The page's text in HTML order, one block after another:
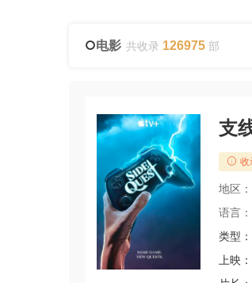
电影 共收录 126975 部
支
收
地区：
语言：
类型：
上映：